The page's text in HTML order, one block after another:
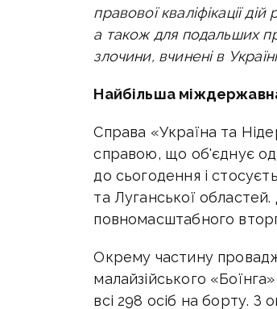
правової кваліфікації
а також для подальших
злочини, вчинені в
Найбільша
Справа «Україна та
справою, що об'єднує
до сьогодення і
та Луганської
повномасштабного
Окрему частину
малайзійського
всі 298 осіб на борту.